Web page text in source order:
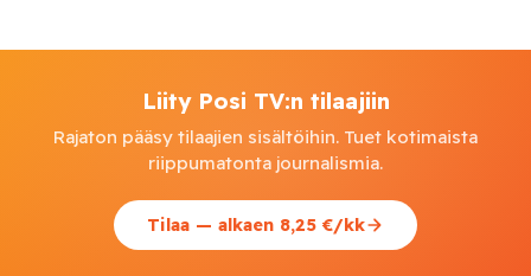
Liity Posi TV:n tilaajiin
Rajaton pääsy tilaajien sisältöihin. Tuet kotimaista
riippumatonta journalismia.
Tilaa — alkaen 8,25 €/kk